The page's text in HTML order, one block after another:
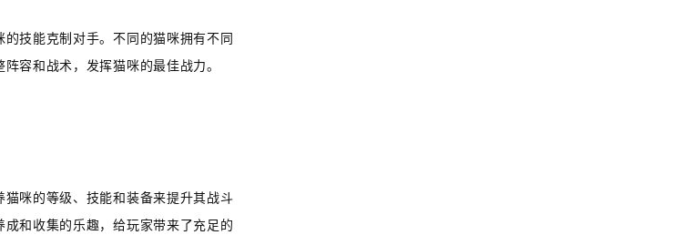
技能克制对手。不同的猫咪拥有不同
容和战术，发挥猫咪的最佳战力。
咪的等级、技能和装备来提升其战斗
和收集的乐趣，给玩家带来了充足的